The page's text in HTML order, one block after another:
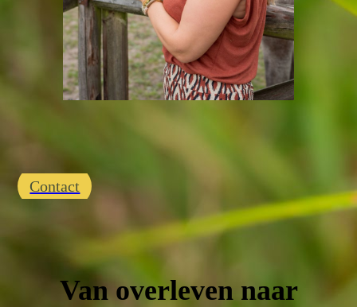
Contact
Van overleven naar